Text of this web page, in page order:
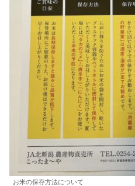
お米の保存方法について